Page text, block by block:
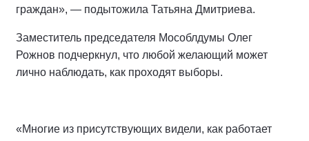
граждан», — подытожила Татьяна Дмитриева.
Заместитель председателя Мособлдумы Олег
Рожнов подчеркнул, что любой желающий может
лично наблюдать, как проходят выборы.
«Многие из присутствующих видели, как работает